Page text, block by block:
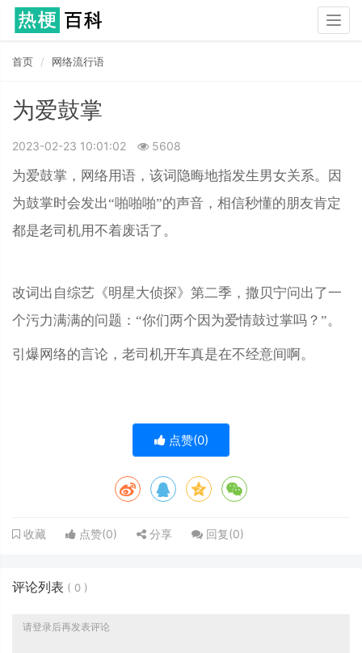
首页 网络流行语
为爱鼓掌
2023-02-23 10:01:02 5608
为爱鼓掌，网络用语，该词隐晦地指发生男女关系。因
为鼓掌时会发出“啪啪啪”的声音，相信秒懂的朋友肯定
都是老司机用不着废话了。
改词出自综艺《明星大侦探》第二季，撒贝宁问出了一
个污力满满的问题：“你们两个因为爱情鼓过掌吗？”。
引爆网络的言论，老司机开车真是在不经意间啊。
点赞(0)
收藏 点赞(0) 分享 回复(0)
评论列表 ( 0 )